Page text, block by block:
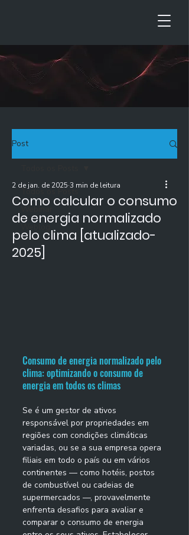
Post
Todos os Posts
Webinar
Como calcular o consumo
de energia normalizado
pelo clima [atualizado-
2025]
2 de jan. de 2025 3 min de leitura
Consumo de energia normalizado pelo
clima: optimizando o consumo de
energia em todos os climas
Se é um gestor de ativos
responsável por propriedades em
regiões com condições climáticas
variadas, ou se a sua empresa opera
filiais em todo o país ou em vários
continentes — como hotéis, postos
de combustível ou cadeias de
supermercados —, provavelmente
enfrenta desafios para avaliar e
comparar o consumo de energia